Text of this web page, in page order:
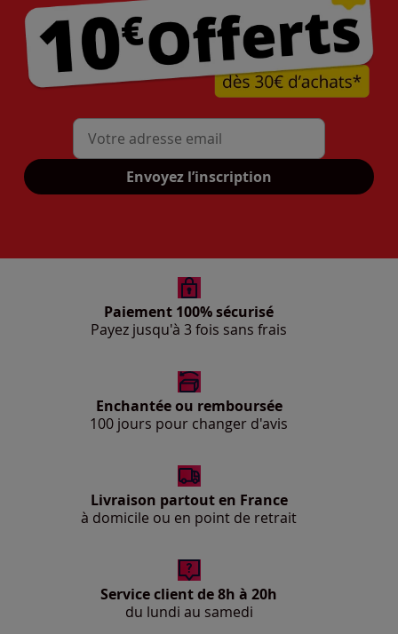
Mon adresse mail
Envoyez l’inscription
Paiement 100% sécurisé
Payez jusqu'à 3 fois sans frais
Enchantée ou remboursée
100 jours pour changer d'avis
Livraison partout en France
à domicile ou en point de retrait
Service client de 8h à 20h
du lundi au samedi